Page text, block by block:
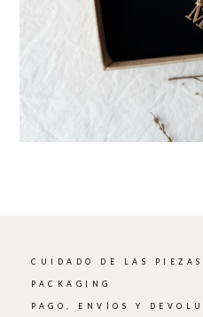
CUIDADO DE LAS PIEZAS
PACKAGING
PAGO, ENVÍOS Y